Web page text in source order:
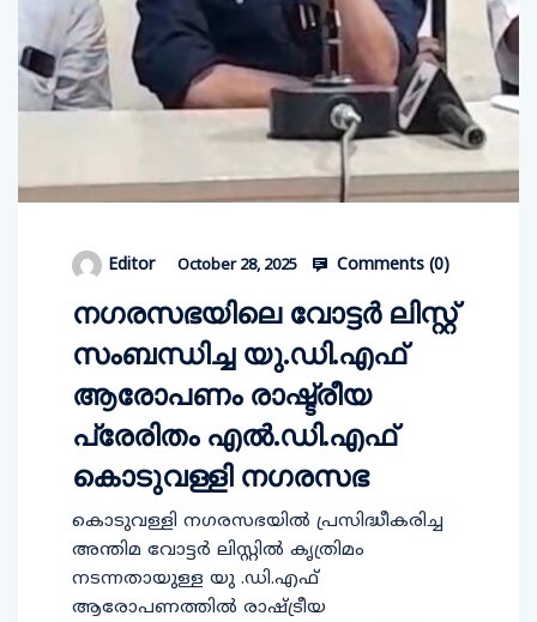
Editor October 28, 2025 Comments (0)
നഗരസഭയിലെ വോട്ടര്‍ ലിസ്റ്റ്
സംബന്ധിച്ച യു.ഡി.എഫ്
ആരോപണം രാഷ്ട്രീയ
പ്രേരിതം എല്‍.ഡി.എഫ്
കൊടുവള്ളി നഗരസഭ
കൊടുവള്ളി നഗരസഭയില്‍ പ്രസിദ്ധീകരിച്ച
അന്തിമ വോട്ടര്‍ ലിസ്റ്റില്‍ കൃത്രിമം
നടന്നതായുള്ള യു .ഡി.എഫ്
ആരോപണത്തിൽ രാഷ്ട്രീയ